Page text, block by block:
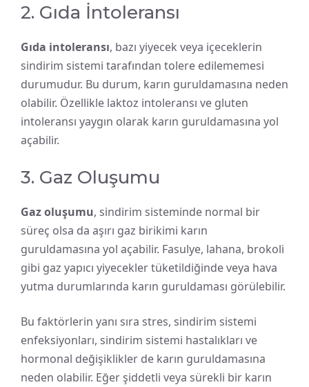
2. Gıda İntoleransı
Gıda intoleransı, bazı yiyecek veya içeceklerin
sindirim sistemi tarafından tolere edilememesi
durumudur. Bu durum, karın guruldamasına neden
olabilir. Özellikle laktoz intoleransı ve gluten
intoleransı yaygın olarak karın guruldamasına yol
açabilir.
3. Gaz Oluşumu
Gaz oluşumu, sindirim sisteminde normal bir
süreç olsa da aşırı gaz birikimi karın
guruldamasına yol açabilir. Fasulye, lahana, brokoli
gibi gaz yapıcı yiyecekler tüketildiğinde veya hava
yutma durumlarında karın guruldaması görülebilir.
Bu faktörlerin yanı sıra stres, sindirim sistemi
enfeksiyonları, sindirim sistemi hastalıkları ve
hormonal değişiklikler de karın guruldamasına
neden olabilir. Eğer şiddetli veya sürekli bir karın